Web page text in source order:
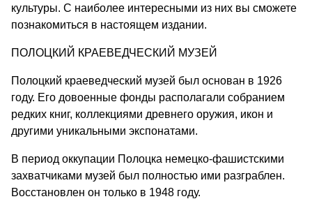
культуры. С наиболее интересными из них вы сможете
познакомиться в настоящем издании.
ПОЛОЦКИЙ КРАЕВЕДЧЕСКИЙ МУЗЕЙ
Полоцкий краеведческий музей был основан в 1926
году. Его довоенные фонды располагали собранием
редких книг, коллекциями древнего оружия, икон и
другими уникальными экспонатами.
В период оккупации Полоцка немецко-фашистскими
захватчиками музей был полностью ими разграблен.
Восстановлен он только в 1948 году.